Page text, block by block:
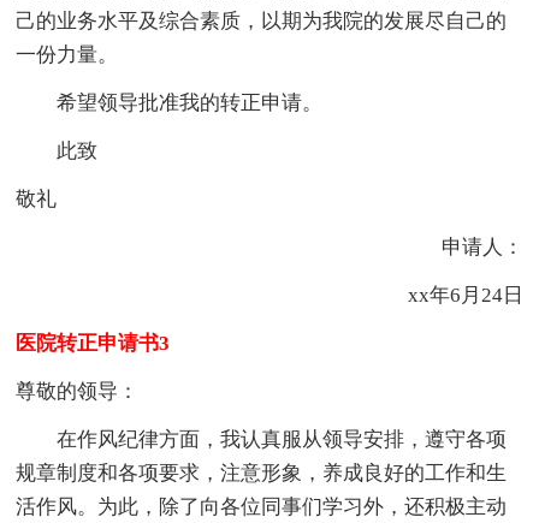
己的业务水平及综合素质，以期为我院的发展尽自己的
一份力量。
希望领导批准我的转正申请。
此致
敬礼
申请人：
xx年6月24日
医院转正申请书3
尊敬的领导：
在作风纪律方面，我认真服从领导安排，遵守各项
规章制度和各项要求，注意形象，养成良好的工作和生
活作风。为此，除了向各位同事们学习外，还积极主动